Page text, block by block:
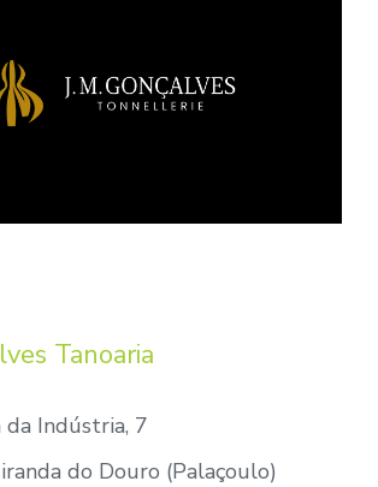
Tanoaria
da Indústria, 7
do Douro (Palaçoulo)